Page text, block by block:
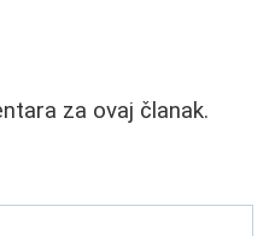
za ovaj članak.